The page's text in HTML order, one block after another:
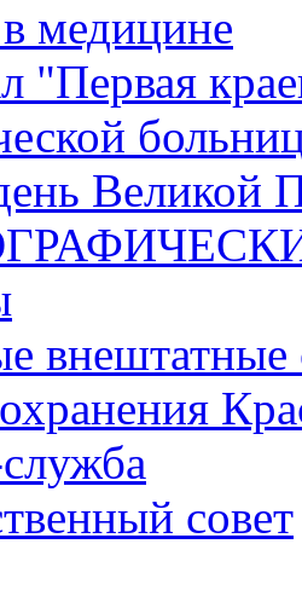
медицине
"Первая
Великой
внештатные
совет